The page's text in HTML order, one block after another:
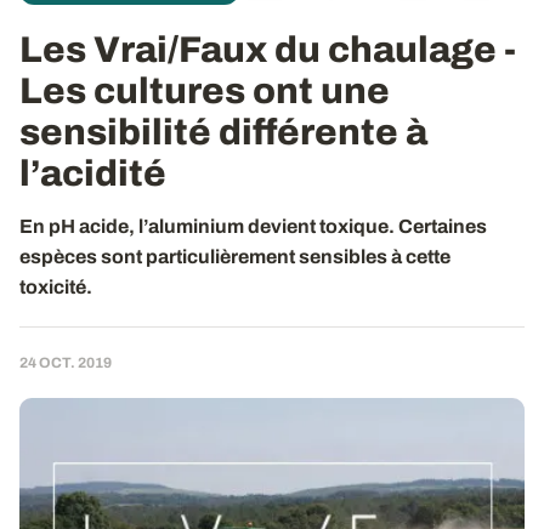
Les Vrai/Faux du chaulage -
Les cultures ont une
sensibilité différente à
l’acidité
En pH acide, l’aluminium devient toxique. Certaines
espèces sont particulièrement sensibles à cette
toxicité.
24 OCT. 2019